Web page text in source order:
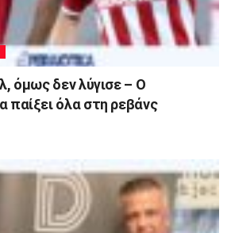
όμως δεν λύγισε – Ο
παίξει όλα στη ρεβάνς